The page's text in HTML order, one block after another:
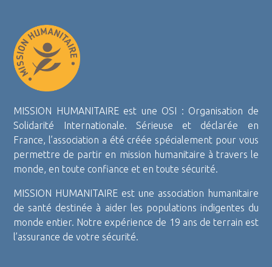
MISSION HUMANITAIRE est une OSI : Organisation de
Solidarité Internationale. Sérieuse et déclarée en
France, l’association a été créée spécialement pour vous
permettre de partir en mission humanitaire à travers le
monde, en toute confiance et en toute sécurité.
MISSION HUMANITAIRE est une association humanitaire
de santé destinée à aider les populations indigentes du
monde entier. Notre expérience de 19 ans de terrain est
l’assurance de votre sécurité.